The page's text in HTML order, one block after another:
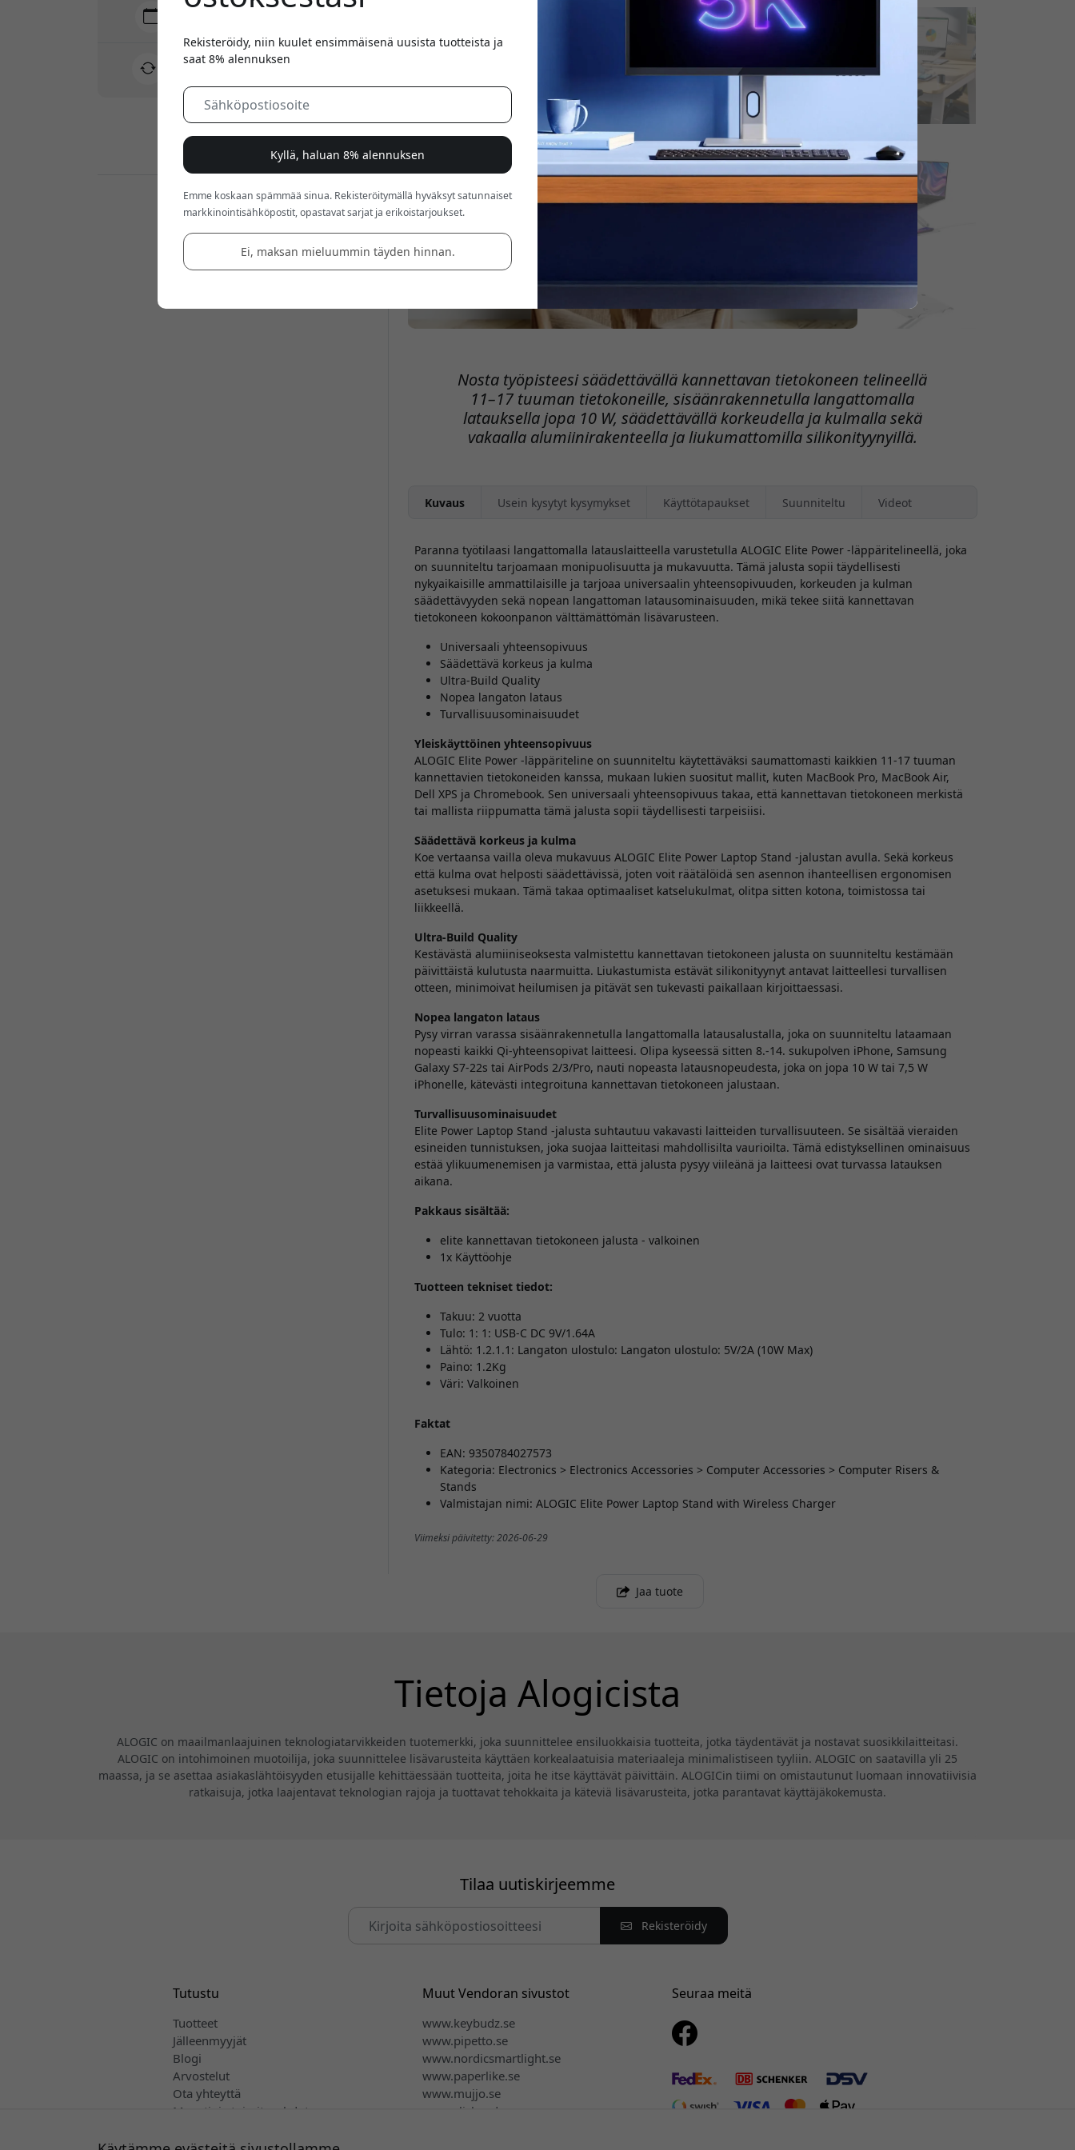
Nosta työpisteesi säädettävällä kannettavan tietokoneen telineellä
11–17 tuuman tietokoneille, sisäänrakennetulla langattomalla
latauksella jopa 10 W, säädettävällä korkeudella ja kulmalla sekä
vakaalla alumiinirakenteella ja liukumattomilla silikonityynyillä.
Kuvaus Usein kysytyt kysymykset Käyttötapaukset Suunniteltu Videot
Paranna työtilaasi langattomalla latauslaitteella varustetulla ALOGIC Elite Power -läppäritelineellä, joka
on suunniteltu tarjoamaan monipuolisuutta ja mukavuutta. Tämä jalusta sopii täydellisesti
nykyaikaisille ammattilaisille ja tarjoaa universaalin yhteensopivuuden, korkeuden ja kulman
säädettävyyden sekä nopean langattoman latausominaisuuden, mikä tekee siitä kannettavan
tietokoneen kokoonpanon välttämättömän lisävarusteen.
Universaali yhteensopivuus
Säädettävä korkeus ja kulma
Ultra-Build Quality
Nopea langaton lataus
Turvallisuusominaisuudet
Yleiskäyttöinen yhteensopivuus
ALOGIC Elite Power -läppäriteline on suunniteltu käytettäväksi saumattomasti kaikkien 11-17 tuuman
kannettavien tietokoneiden kanssa, mukaan lukien suositut mallit, kuten MacBook Pro, MacBook Air,
Dell XPS ja Chromebook. Sen universaali yhteensopivuus takaa, että kannettavan tietokoneen merkistä
tai mallista riippumatta tämä jalusta sopii täydellisesti tarpeisiisi.
Säädettävä korkeus ja kulma
Koe vertaansa vailla oleva mukavuus ALOGIC Elite Power Laptop Stand -jalustan avulla. Sekä korkeus
että kulma ovat helposti säädettävissä, joten voit räätälöidä sen asennon ihanteellisen ergonomisen
asetuksesi mukaan. Tämä takaa optimaaliset katselukulmat, olitpa sitten kotona, toimistossa tai
liikkeellä.
Ultra-Build Quality
Kestävästä alumiiniseoksesta valmistettu kannettavan tietokoneen jalusta on suunniteltu kestämään
päivittäistä kulutusta naarmuitta. Liukastumista estävät silikonityynyt antavat laitteellesi turvallisen
otteen, minimoivat heilumisen ja pitävät sen tukevasti paikallaan kirjoittaessasi.
Nopea langaton lataus
Pysy virran varassa sisäänrakennetulla langattomalla latausalustalla, joka on suunniteltu lataamaan
nopeasti kaikki Qi-yhteensopivat laitteesi. Olipa kyseessä sitten 8.-14. sukupolven iPhone, Samsung
Galaxy S7-22s tai AirPods 2/3/Pro, nauti nopeasta latausnopeudesta, joka on jopa 10 W tai 7,5 W
iPhonelle, kätevästi integroituna kannettavan tietokoneen jalustaan.
Turvallisuusominaisuudet
Elite Power Laptop Stand -jalusta suhtautuu vakavasti laitteiden turvallisuuteen. Se sisältää vieraiden
esineiden tunnistuksen, joka suojaa laitteitasi mahdollisilta vaurioilta. Tämä edistyksellinen ominaisuus
estää ylikuumenemisen ja varmistaa, että jalusta pysyy viileänä ja laitteesi ovat turvassa latauksen
aikana.
Pakkaus sisältää:
elite kannettavan tietokoneen jalusta - valkoinen
1x Käyttöohje
Tuotteen tekniset tiedot:
Takuu: 2 vuotta
Tulo: 1: 1: USB-C DC 9V/1.64A
Lähtö: 1.2.1.1: Langaton ulostulo: Langaton ulostulo: 5V/2A (10W Max)
Paino: 1.2Kg
Väri: Valkoinen
Faktat
EAN: 9350784027573
Kategoria: Electronics > Electronics Accessories > Computer Accessories > Computer Risers &
Stands
Valmistajan nimi: ALOGIC Elite Power Laptop Stand with Wireless Charger
Viimeksi päivitetty: 2026-06-29
Toimitus 10-12 elokuu
30 päivän palautusoikeus
Turvalliset maksut salauksella
Jälleenmyyjät:
Jaa tuote
Tietoja Alogicista
ALOGIC on maailmanlaajuinen teknologiatarvikkeiden tuotemerkki, joka suunnittelee ensiluokkaisia tuotteita, jotka täydentävät ja nostavat suosikkilaitteitasi.
ALOGIC on intohimoinen muotoilija, joka suunnittelee lisävarusteita käyttäen korkealaatuisia materiaaleja minimalistiseen tyyliin. ALOGIC on saatavilla yli 25
maassa, ja se asettaa asiakaslähtöisyyden etusijalle kehittäessään tuotteita, joita he itse käyttävät päivittäin. ALOGICin tiimi on omistautunut luomaan innovatiivisia
ratkaisuja, jotka laajentavat teknologian rajoja ja tuottavat tehokkaita ja käteviä lisävarusteita, jotka parantavat käyttäjäkokemusta.
Tilaa uutiskirjeemme
Rekisteröidy
Tutustu
Tuotteet
Jälleenmyyjät
Blogi
Arvostelut
Ota yhteyttä
Myynti- ja toimitusehdot
Muut Vendoran sivustot
www.keybudz.se
www.pipetto.se
www.nordicsmartlight.se
www.paperlike.se
www.mujjo.se
www.clickandgrow.se
Seuraa meitä
Rekisteröidy, niin kuulet ensimmäisenä uusista tuotteista ja
saat 8% alennuksen
Kyllä, haluan 8% alennuksen
Emme koskaan spämmää sinua. Rekisteröitymällä hyväksyt satunnaiset
markkinointisähköpostit, opastavat sarjat ja erikoistarjoukset.
Ei, maksan mieluummin täyden hinnan.